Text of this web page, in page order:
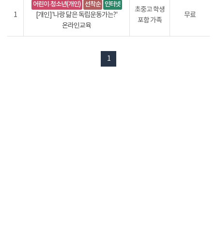
1
어린이·청소년(개인) 선착순 인터넷
[개인]'나랑 닮은 독립운동가는?'
온라인교육
초중고 학생
포함 가족
무료
1